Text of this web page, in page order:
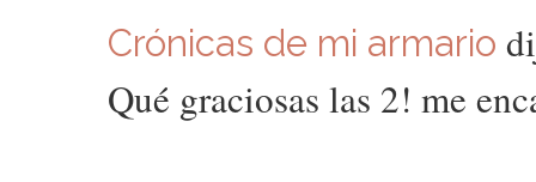
Crónicas de mi armario
Qué graciosas las 2! me